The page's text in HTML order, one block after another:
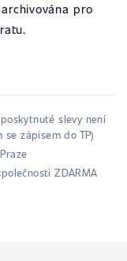
pro
slevy není
zápisem do TP)
ZDARMA